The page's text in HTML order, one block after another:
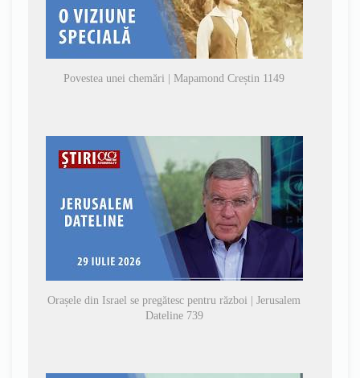
Povestea unei chemări | Mapamond Creștin 1149
Orașele din Israel se pregătesc pentru război | Jerusalem
Dateline 739